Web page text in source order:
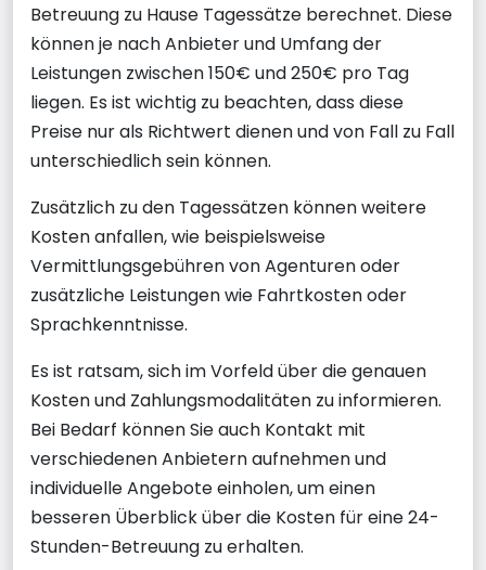
Betreuung zu Hause Tagessätze berechnet. Diese
können je nach Anbieter und Umfang der
Leistungen zwischen 150€ und 250€ pro Tag
liegen. Es ist wichtig zu beachten, dass diese
Preise nur als Richtwert dienen und von Fall zu Fall
unterschiedlich sein können.
Zusätzlich zu den Tagessätzen können weitere
Kosten anfallen, wie beispielsweise
Vermittlungsgebühren von Agenturen oder
zusätzliche Leistungen wie Fahrtkosten oder
Sprachkenntnisse.
Es ist ratsam, sich im Vorfeld über die genauen
Kosten und Zahlungsmodalitäten zu informieren.
Bei Bedarf können Sie auch Kontakt mit
verschiedenen Anbietern aufnehmen und
individuelle Angebote einholen, um einen
besseren Überblick über die Kosten für eine 24-
Stunden-Betreuung zu erhalten.